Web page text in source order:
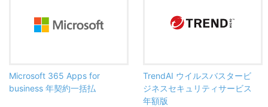
Microsoft 365 Apps for
business 年契約一括払
TrendAI ウイルスバスタービ
ジネスセキュリティサービス
年額版